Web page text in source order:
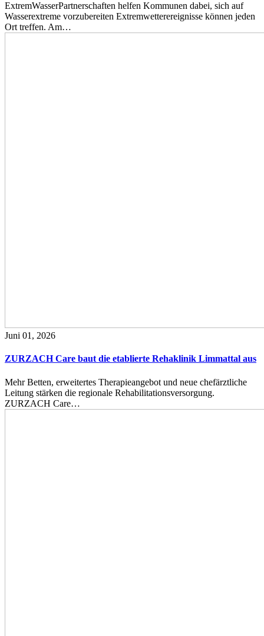
ExtremWasserPartnerschaften helfen Kommunen dabei, sich auf
Wasserextreme vorzubereiten Extremwetterereignisse können jeden
Ort treffen. Am…
Juni 01, 2026
ZURZACH Care baut die etablierte Rehaklinik Limmattal aus
Mehr Betten, erweitertes Therapieangebot und neue chefärztliche
Leitung stärken die regionale Rehabilitationsversorgung.
ZURZACH Care…